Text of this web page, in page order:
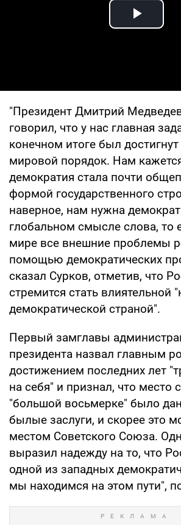
Play
"Президент Дмитрий
говорил, что у нас главная
конечном итоге был
мировой порядок. Нам
демократия стала почти
формой государственного
наверное, нам нужна
глобальном смысле слова, то
мире все внешние проблемы
помощью демократических
сказал Сурков, отметив, что
стремится стать влиятельной
демократической страной".
Первый замглавы
президента назвал главным
достижением последних лет
на себя" и признал, что место
"большой восьмерке" было
былые заслуги, и скорее это
местом Советского Союза.
выразил надежду на то, что
одной из западных
мы находимся на этом пути",